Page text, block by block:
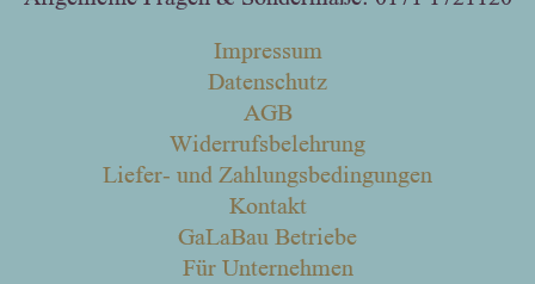
Impressum
Datenschutz
AGB
Widerrufsbelehrung
Liefer- und Zahlungsbedingungen
Kontakt
GaLaBau Betriebe
Für Unternehmen